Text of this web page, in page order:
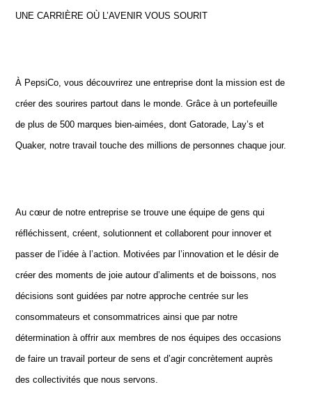
UNE CARRIÈRE OÙ L’AVENIR VOUS SOURIT
À PepsiCo, vous découvrirez une entreprise dont la mission est de
créer des sourires partout dans le monde. Grâce à un portefeuille
de plus de 500 marques bien-aimées, dont Gatorade, Lay’s et
Quaker, notre travail touche des millions de personnes chaque jour.
Au cœur de notre entreprise se trouve une équipe de gens qui
réfléchissent, créent, solutionnent et collaborent pour innover et
passer de l’idée à l’action. Motivées par l’innovation et le désir de
créer des moments de joie autour d’aliments et de boissons, nos
décisions sont guidées par notre approche centrée sur les
consommateurs et consommatrices ainsi que par notre
détermination à offrir aux membres de nos équipes des occasions
de faire un travail porteur de sens et d’agir concrètement auprès
des collectivités que nous servons.